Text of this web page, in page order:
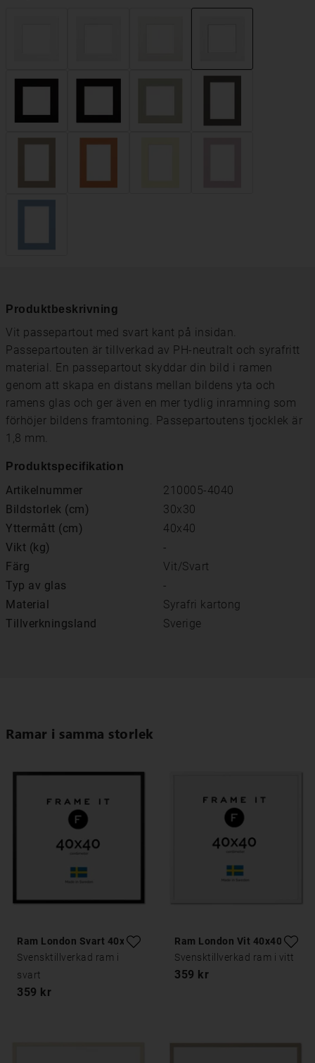
Produktbeskrivning
Vit passepartout med svart kant på insidan.
Passepartouten är tillverkad av PH-neutralt och syrafritt
material. En passepartout skyddar din bild i ramen
genom att skapa en distans mellan bildens yta och
ramens glas och ger även en mer tydlig inramning som
förhöjer bildens framtoning. Passepartoutens tjocklek är
1,8 mm.
Produktspecifikation
Artikelnummer
210005-4040
Bildstorlek (cm)
30x30
Yttermått (cm)
40x40
Vikt (kg)
-
Färg
Vit/Svart
Typ av glas
-
Material
Syrafri kartong
Tillverkningsland
Sverige
Ramar i samma storlek
Ram London Svart 40x40
Svensktillverkad ram i
svart
359 kr
Ram London Vit 40x40
Svensktillverkad ram i vitt
359 kr